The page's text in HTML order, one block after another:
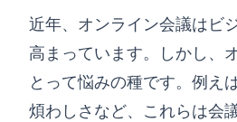
近年、オンライン会議はビ
高まっています。しかし、
とって悩みの種です。例え
煩わしさなど、これらは会